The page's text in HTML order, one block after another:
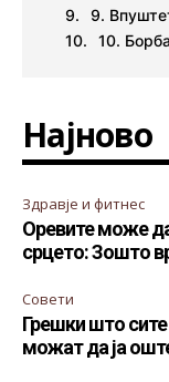
9.
10.
Најново
Здравје и фитнес
Оревите може
срцето: Зошто
Совети
Грешки што
можат да ја